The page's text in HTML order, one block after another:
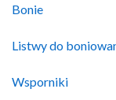
Bonie
Listwy do
Wsporniki